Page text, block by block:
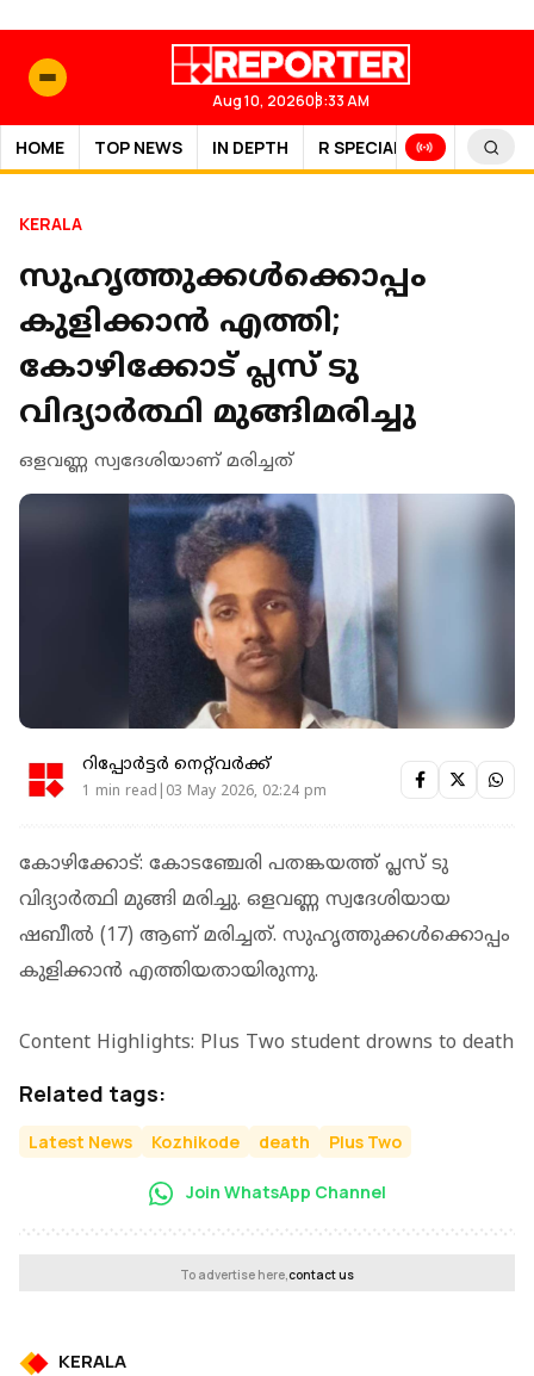
Aug 10, 202608:33 AM
HOME TOP NEWS IN DEPTH R SPECIAL SPORTS
KERALA
സുഹൃത്തുക്കള്‍ക്കൊപ്പം
കുളിക്കാന്‍ എത്തി;
കോഴിക്കോട് പ്ലസ് ടു
വിദ്യാര്‍ത്ഥി മുങ്ങിമരിച്ചു
ഒളവണ്ണ സ്വദേശിയാണ് മരിച്ചത്
റിപ്പോർട്ടർ നെറ്റ്‌വര്‍ക്ക്‌
1 min read|03 May 2026, 02:24 pm
കോഴിക്കോട്: കോടഞ്ചേരി പതങ്കയത്ത് പ്ലസ് ടു
വിദ്യാര്‍ത്ഥി മുങ്ങി മരിച്ചു. ഒളവണ്ണ സ്വദേശിയായ
ഷബീല്‍ (17) ആണ് മരിച്ചത്. സുഹൃത്തുക്കള്‍ക്കൊപ്പം
കുളിക്കാന്‍ എത്തിയതായിരുന്നു.
Content Highlights: Plus Two student drowns to death
Related tags:
Latest News Kozhikode death Plus Two
Join WhatsApp Channel
To advertise here,contact us
KERALA